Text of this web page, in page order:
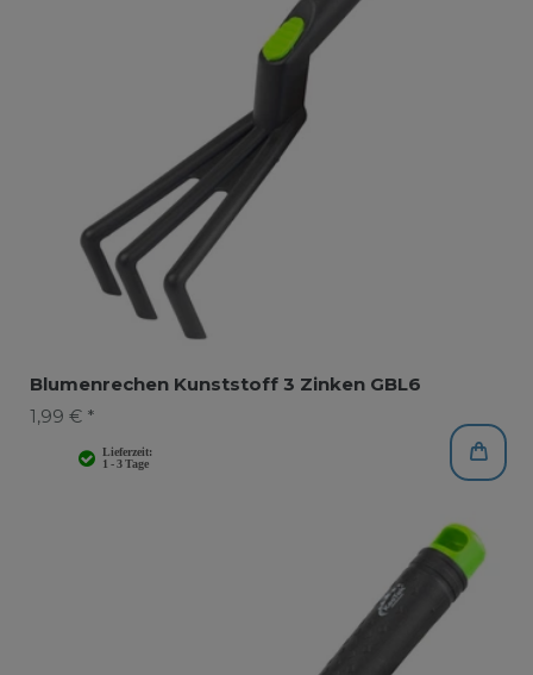
Blumenrechen Kunststoff 3 Zinken GBL6
1,99 € *